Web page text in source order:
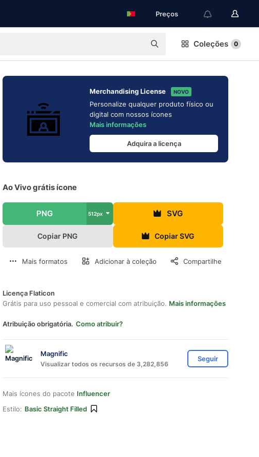
Preços
Coleções 0
Merchandising License NOVO
Personalize qualquer produto físico ou
digital com nossos ícones
Mais informações
Adquira a licença
Ao Vivo grátis ícone
PNG 512px SVG
Copiar PNG Copiar SVG
Mais formatos Adicionar à coleção Compartilhe
Licença Flaticon
Grátis para uso pessoal e comercial com atribuição. Mais informações
Atribuição obrigatória. Como atribuir?
Magnific
Visualizar todos os recursos de 3,282,856
Seguir
Mais ícones do pacote Influencer
Estilo: Basic Straight Filled